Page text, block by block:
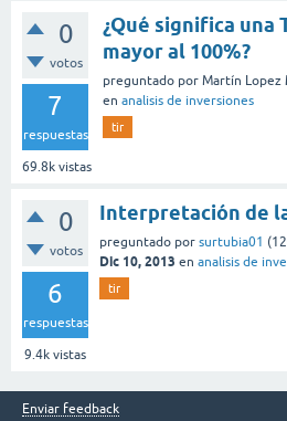
0
votos
7
respuestas
69.8k vistas
¿Qué significa una
mayor al 100%?
preguntado por Martín Lopez
en analisis de inversiones
tir
0
votos
6
respuestas
9.4k vistas
Interpretación de
preguntado por surtubia01 (
Dic 10, 2013 en analisis de
tir
Enviar feedback